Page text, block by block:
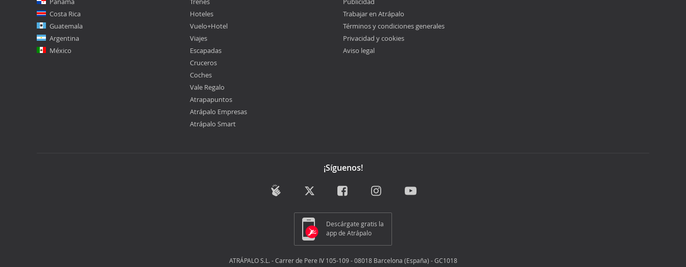
Costa Rica
Guatemala
Argentina
México
Hoteles
Vuelo+Hotel
Viajes
Escapadas
Cruceros
Coches
Vale Regalo
Atrapapuntos
Atrápalo Empresas
Atrápalo Smart
Trabajar en Atrápalo
Términos y condiciones generales
Privacidad y cookies
Aviso legal
¡Síguenos!
Descárgate gratis la
app de Atrápalo
ATRÁPALO S.L. - Carrer de Pere IV 105-109 - 08018 Barcelona (España) - GC1018